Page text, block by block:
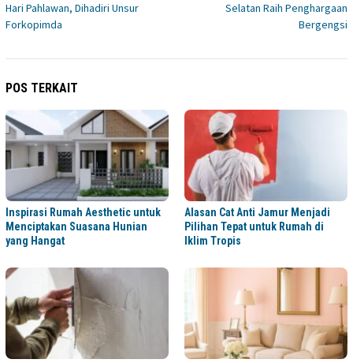
Hari Pahlawan, Dihadiri Unsur
Forkopimda
Selatan Raih Penghargaan
Bergengsi
POS TERKAIT
Inspirasi Rumah Aesthetic untuk
Menciptakan Suasana Hunian
yang Hangat
Alasan Cat Anti Jamur Menjadi
Pilihan Tepat untuk Rumah di
Iklim Tropis